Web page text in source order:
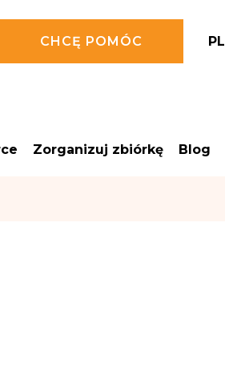
CHCĘ POMÓC PL
Zorganizuj zbiórkę Blog